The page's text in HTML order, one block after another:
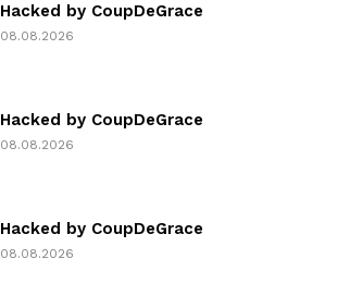
Hacked by CoupDeGrace
08.08.2026
Hacked by CoupDeGrace
08.08.2026
Hacked by CoupDeGrace
08.08.2026